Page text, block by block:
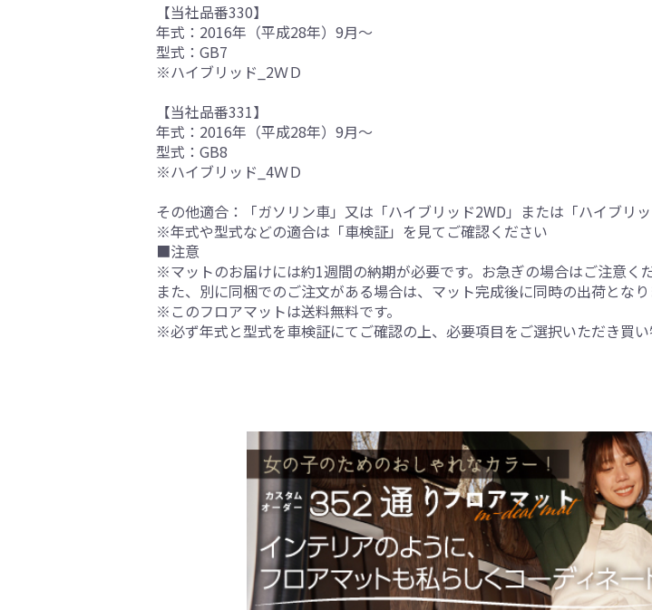
【当社品番330】
年式：2016年（平成28年）9月～
型式：GB7
※ハイブリッド_2ＷＤ
【当社品番331】
年式：2016年（平成28年）9月～
型式：GB8
※ハイブリッド_4ＷＤ
その他適合：「ガソリン車」又は「ハイブリッド2WD」または「ハイブリ
※年式や型式などの適合は「車検証」を見てご確認ください
■注意
※マットのお届けには約1週間の納期が必要です。お急ぎの場合はご注意くだ
また、別に同梱でのご注文がある場合は、マット完成後に同時の出荷となり
※このフロアマットは送料無料です。
※必ず年式と型式を車検証にてご確認の上、必要項目をご選択いただき買い